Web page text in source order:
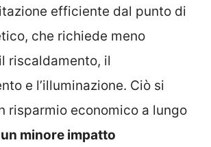
efficiente dal punto di
che richiede meno
riscaldamento, il
e l’illuminazione. Ciò si
risparmio economico a lungo
minore impatto